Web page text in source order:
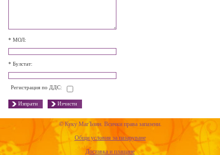
* МОЛ:
* Булстат:
Регистрация по ДДС:
Изпрати Изчисти
© Куку MагЪзин. Всички права запазени.
Общи условия за пазаруване
Доставка и плащане